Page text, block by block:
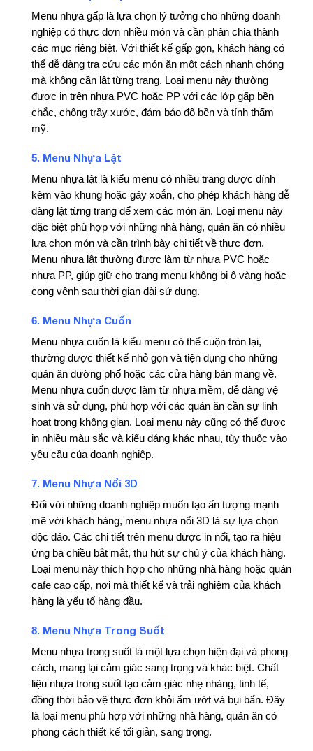
Menu nhựa gấp là lựa chọn lý tưởng cho những doanh
nghiệp có thực đơn nhiều món và cần phân chia thành
các mục riêng biệt. Với thiết kế gấp gọn, khách hàng có
thể dễ dàng tra cứu các món ăn một cách nhanh chóng
mà không cần lật từng trang. Loại menu này thường
được in trên nhựa PVC hoặc PP với các lớp gấp bền
chắc, chống trầy xước, đảm bảo độ bền và tính thẩm
mỹ.
5. Menu Nhựa Lật
Menu nhựa lật là kiểu menu có nhiều trang được đính
kèm vào khung hoặc gáy xoắn, cho phép khách hàng dễ
dàng lật từng trang để xem các món ăn. Loại menu này
đặc biệt phù hợp với những nhà hàng, quán ăn có nhiều
lựa chọn món và cần trình bày chi tiết về thực đơn.
Menu nhựa lật thường được làm từ nhựa PVC hoặc
nhựa PP, giúp giữ cho trang menu không bị ố vàng hoặc
cong vênh sau thời gian dài sử dụng.
6. Menu Nhựa Cuốn
Menu nhựa cuốn là kiểu menu có thể cuộn tròn lại,
thường được thiết kế nhỏ gọn và tiện dụng cho những
quán ăn đường phố hoặc các cửa hàng bán mang về.
Menu nhựa cuốn được làm từ nhựa mềm, dễ dàng vệ
sinh và sử dụng, phù hợp với các quán ăn cần sự linh
hoạt trong không gian. Loại menu này cũng có thể được
in nhiều màu sắc và kiểu dáng khác nhau, tùy thuộc vào
yêu cầu của doanh nghiệp.
7. Menu Nhựa Nổi 3D
Đối với những doanh nghiệp muốn tạo ấn tượng mạnh
mẽ với khách hàng, menu nhựa nổi 3D là sự lựa chọn
độc đáo. Các chi tiết trên menu được in nổi, tạo ra hiệu
ứng ba chiều bắt mắt, thu hút sự chú ý của khách hàng.
Loại menu này thích hợp cho những nhà hàng hoặc quán
cafe cao cấp, nơi mà thiết kế và trải nghiệm của khách
hàng là yếu tố hàng đầu.
8. Menu Nhựa Trong Suốt
Menu nhựa trong suốt là một lựa chọn hiện đại và phong
cách, mang lại cảm giác sang trọng và khác biệt. Chất
liệu nhựa trong suốt tạo cảm giác nhẹ nhàng, tinh tế,
đồng thời bảo vệ thực đơn khỏi ẩm ướt và bụi bẩn. Đây
là loại menu phù hợp với những nhà hàng, quán ăn có
phong cách thiết kế tối giản, sang trọng.